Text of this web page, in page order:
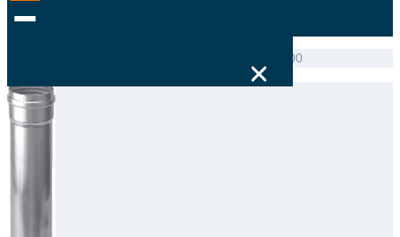
Taal
Oplossingen
Alu-fix Extension AL 180 L=500